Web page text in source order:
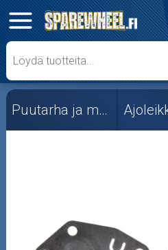
✕
Mopon osat
Skootterin osat
Crossipyörän osat
Mopoauton osat
Puutarha ja metsä